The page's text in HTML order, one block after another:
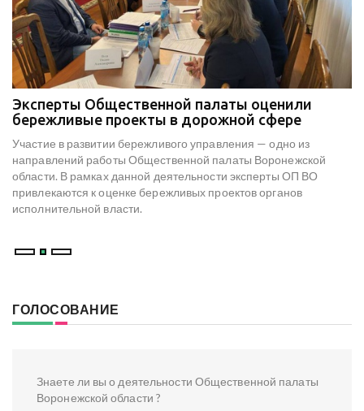
Эксперты Общественной палаты оценили
бережливые проекты в дорожной сфере
Участие в развитии бережливого управления — одно из
направлений работы Общественной палаты Воронежской
области. В рамках данной деятельности эксперты ОП ВО
привлекаются к оценке бережливых проектов органов
исполнительной власти.
ГОЛОСОВАНИЕ
Знаете ли вы о деятельности Общественной палаты
Воронежской области ?